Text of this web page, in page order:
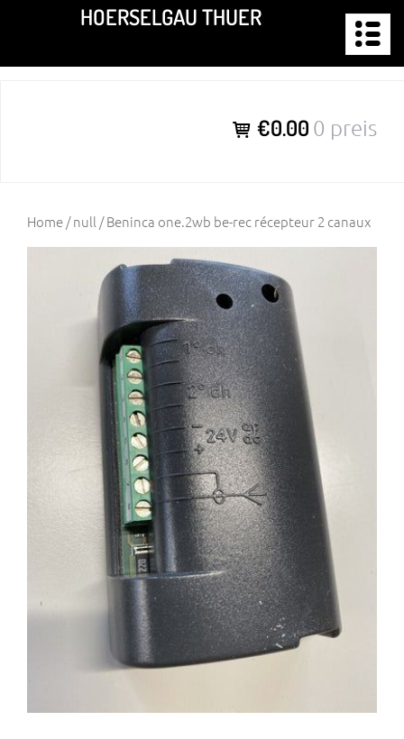
springen
HOERSELGAU THUER
€0.00 0 preis
Home/null / Beninca one.2wb be-rec récepteur 2 canaux